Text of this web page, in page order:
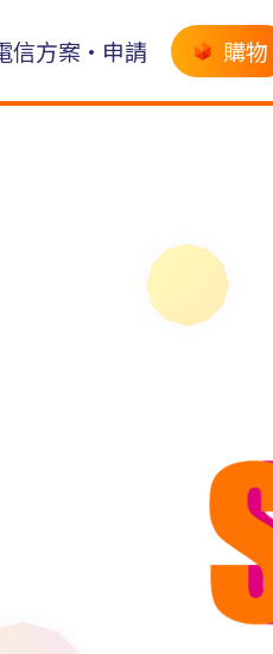
信方案•申請 購物